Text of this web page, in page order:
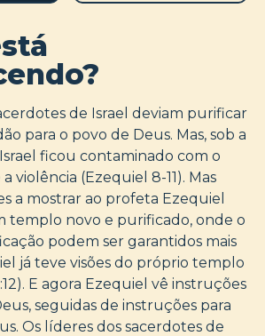
de Israel deviam purificar
para o povo de Deus. Mas, sob a
ficou contaminado com o
violência (Ezequiel 8-11). Mas
a mostrar ao profeta Ezequiel
templo novo e purificado, onde o
podem ser garantidos mais
já teve visões do próprio templo
E agora Ezequiel vê instruções
seguidas de instruções para
Os líderes dos sacerdotes de